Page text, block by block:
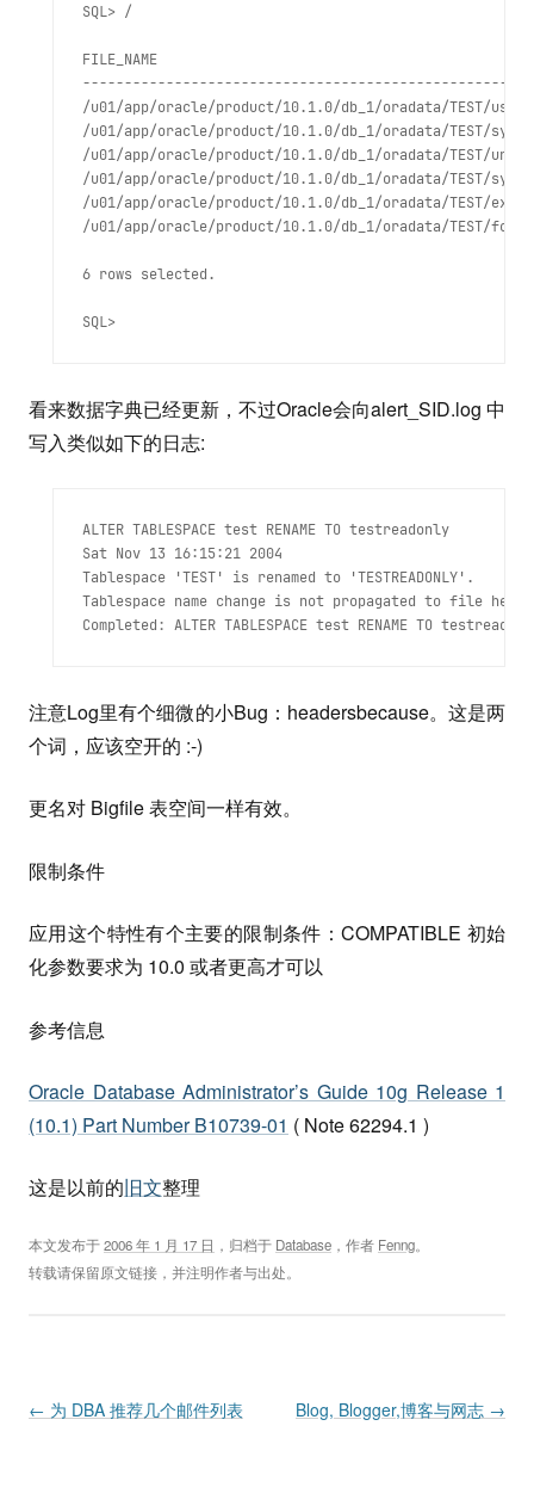
SQL> /
FILE_NAME
/u01/app/oracle/product/10.1.0/db_1/oradata/TEST/
/u01/app/oracle/product/10.1.0/db_1/oradata/TEST/
/u01/app/oracle/product/10.1.0/db_1/oradata/TEST/
/u01/app/oracle/product/10.1.0/db_1/oradata/TEST/
/u01/app/oracle/product/10.1.0/db_1/oradata/TEST/
/u01/app/oracle/product/10.1.0/db_1/oradata/TEST/
6 rows selected.
SQL>
看来数据字典已经更新，不过Oracle会向alert_SID.log 中
写入类似如下的日志:
ALTER TABLESPACE test RENAME TO testreadonly
Sat Nov 13 16:15:21 2004
Tablespace 'TEST' is renamed to 'TESTREADONLY'.
Tablespace name change is not propagated to file
注意Log里有个细微的小Bug：headersbecause。这是两
个词，应该空开的 :-)
更名对 Bigfile 表空间一样有效。
限制条件
应用这个特性有个主要的限制条件：COMPATIBLE 初始
化参数要求为 10.0 或者更高才可以
参考信息
Oracle Database Administrator’s Guide 10g Release 1
(10.1) Part Number B10739-01 ( Note 62294.1 )
这是以前的旧文整理
本文发布于2006 年 1 月 17 日 ，归档于 Database ，作者 Fenng。
转载请保留原文链接，并注明作者与出处。
Post navigation
← 为 DBA 推荐几个邮件列表 Blog, Blogger,博客与网志 →